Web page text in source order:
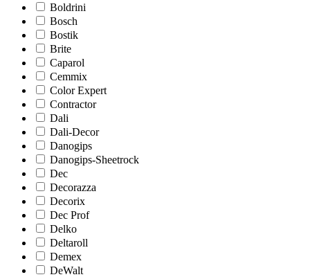
Boldrini
Bosch
Bostik
Brite
Caparol
Cemmix
Color Expert
Contractor
Dali
Dali-Decor
Danogips
Danogips-Sheetrock
Dec
Decorazza
Decorix
Dec Prof
Delko
Deltaroll
Demex
DeWalt